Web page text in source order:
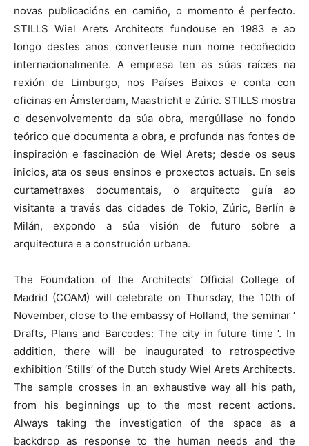
novas publicacións en camiño, o momento é perfecto.
STILLS Wiel Arets Architects fundouse en 1983 e ao
longo destes anos converteuse nun nome recoñecido
internacionalmente. A empresa ten as súas raíces na
rexión de Limburgo, nos Países Baixos e conta con
oficinas en Ámsterdam, Maastricht e Zúric. STILLS mostra
o desenvolvemento da súa obra, mergúllase no fondo
teórico que documenta a obra, e profunda nas fontes de
inspiración e fascinación de Wiel Arets; desde os seus
inicios, ata os seus ensinos e proxectos actuais. En seis
curtametraxes documentais, o arquitecto guía ao
visitante a través das cidades de Tokio, Zúric, Berlín e
Milán, expondo a súa visión de futuro sobre a
arquitectura e a construción urbana.
The Foundation of the Architects’ Official College of
Madrid (COAM) will celebrate on Thursday, the 10th of
November, close to the embassy of Holland, the seminar ‘
Drafts, Plans and Barcodes: The city in future time ‘. In
addition, there will be inaugurated to retrospective
exhibition ‘Stills’ of the Dutch study Wiel Arets Architects.
The sample crosses in an exhaustive way all his path,
from his beginnings up to the most recent actions.
Always taking the investigation of the space as a
backdrop as response to the human needs and the